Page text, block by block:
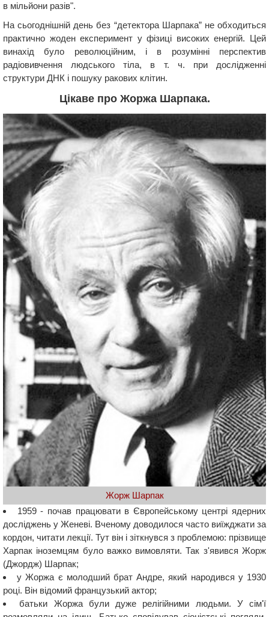
в мільйони разів".
На сьогоднішній день без “детектора Шарпака” не обходиться
практично жоден експеримент у фізиці високих енергій. Цей
винахід було революційним, і в розумінні перспектив
радіовивчення людського тіла, в т. ч. при дослідженні
структури ДНК і пошуку ракових клітин.
Цікаве про Жоржа Шарпака.
Жорж Шарпак
1959 - почав працювати в Європейському центрі ядерних
досліджень у Женеві. Вченому доводилося часто виїжджати за
кордон, читати лекції. Тут він і зіткнувся з проблемою: прізвище
Харпак іноземцям було важко вимовляти. Так з'явився Жорж
(Джордж) Шарпак;
у Жоржа є молодший брат Андре, який народився у 1930
році. Він відомий французький актор;
батьки Жоржа були дуже релігійними людьми. У сім'ї